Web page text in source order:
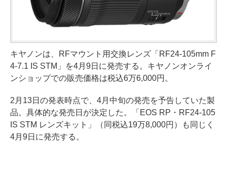
キヤノンは、RFマウント用交換レンズ「RF24-105mm F
4-7.1 IS STM」を4月9日に発売する。キヤノンオンライ
ンショップでの販売価格は税込6万6,000円。
2月13日の発表時点で、4月中旬の発売を予告していた製
品。具体的な発売日が決定した。「EOS RP・RF24-105
IS STM レンズキット」（同税込19万8,000円）も同じく
4月9日に発売する。